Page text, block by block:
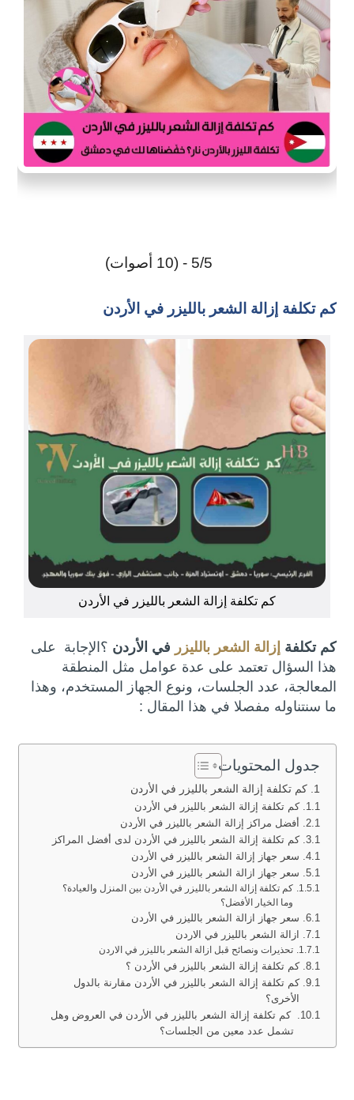
5/5 - (10 أصوات)
كم تكلفة إزالة الشعر بالليزر في الأردن
كم تكلفة إزالة الشعر بالليزر في الأردن
كم تكلفة إزالة الشعر بالليزر في الأردن ؟الإجابة على
هذا السؤال تعتمد على عدة عوامل مثل المنطقة
المعالجة، عدد الجلسات، ونوع الجهاز المستخدم، وهذا
ما سنتناوله مفصلا في هذا المقال :
جدول المحتويات
كم تكلفة إزالة الشعر بالليزر في الأردن
كم تكلفة إزالة الشعر بالليزر في الأردن
أفضل مراكز إزالة الشعر بالليزر في الأردن
كم تكلفة إزالة الشعر بالليزر في الأردن لدى أفضل المراكز
سعر جهاز إزالة الشعر بالليزر في الأردن
سعر جهاز ازالة الشعر بالليزر في الأردن
كم تكلفة إزالة الشعر بالليزر في الأردن بين المنزل والعيادة؟
وما الخيار الأفضل؟
سعر جهاز ازالة الشعر بالليزر في الأردن
ازالة الشعر بالليزر في الاردن
تحذيرات ونصائح قبل ازالة الشعر بالليزر في الاردن
كم تكلفة إزالة الشعر بالليزر في الأردن ؟
كم تكلفة إزالة الشعر بالليزر في الأردن مقارنة بالدول
الأخرى؟
كم تكلفة إزالة الشعر بالليزر في الأردن في العروض وهل
تشمل عدد معين من الجلسات؟